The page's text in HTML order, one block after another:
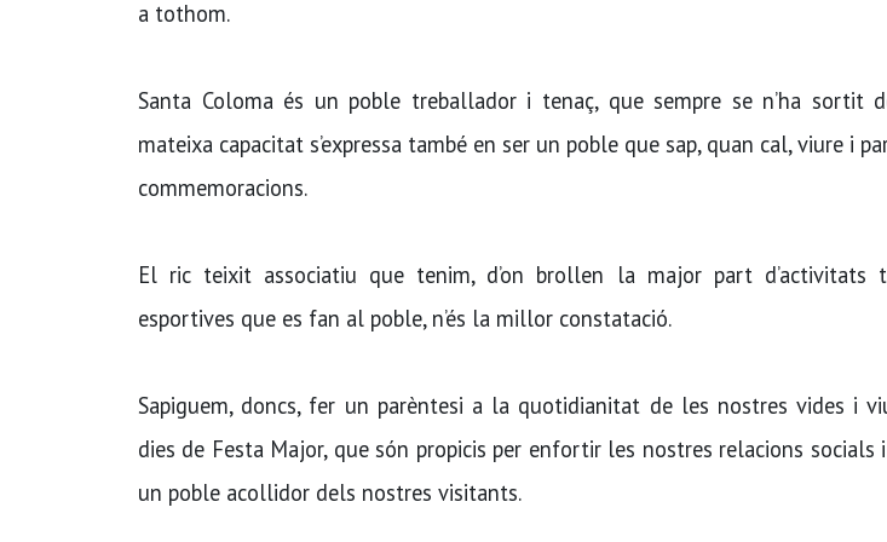
a tothom.
Santa Coloma és un poble treballador i tenaç, que sempre se n’ha sortit
mateixa capacitat s’expressa també en ser un poble que sap, quan cal, viure i
commemoracions.
El ric teixit associatiu que tenim, d’on brollen la major part d’activitats
esportives que es fan al poble, n’és la millor constatació.
Sapiguem, doncs, fer un parèntesi a la quotidianitat de les nostres vides i
dies de Festa Major, que són propicis per enfortir les nostres relacions
un poble acollidor dels nostres visitants.